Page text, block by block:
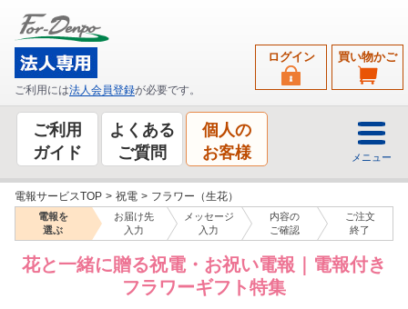
ご利用には法人会員登録が必要です。
買い物かご
ログイン
ご利用
ガイド
よくある
ご質問
個人の
お客様
メニュー
電報サービスTOP > 祝電 > フラワー（生花）
電報を
選ぶ
お届け先
入力
メッセージ
入力
内容の
ご確認
ご注文
終了
花と一緒に贈る祝電・お祝い電報｜電報付き
フラワーギフト特集